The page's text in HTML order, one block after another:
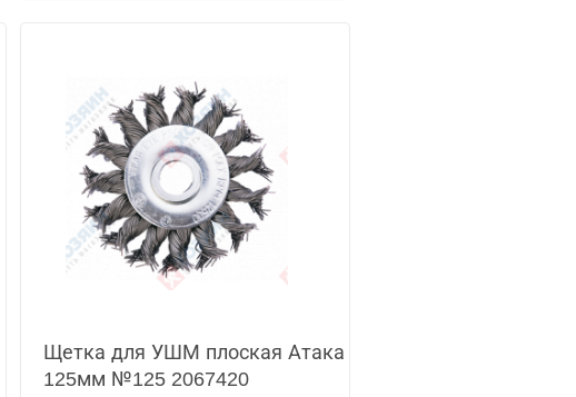
Щетка для УШМ плоская Атака
125мм №125 2067420